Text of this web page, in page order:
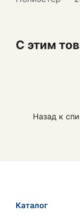
С этим
Назад к
Каталог